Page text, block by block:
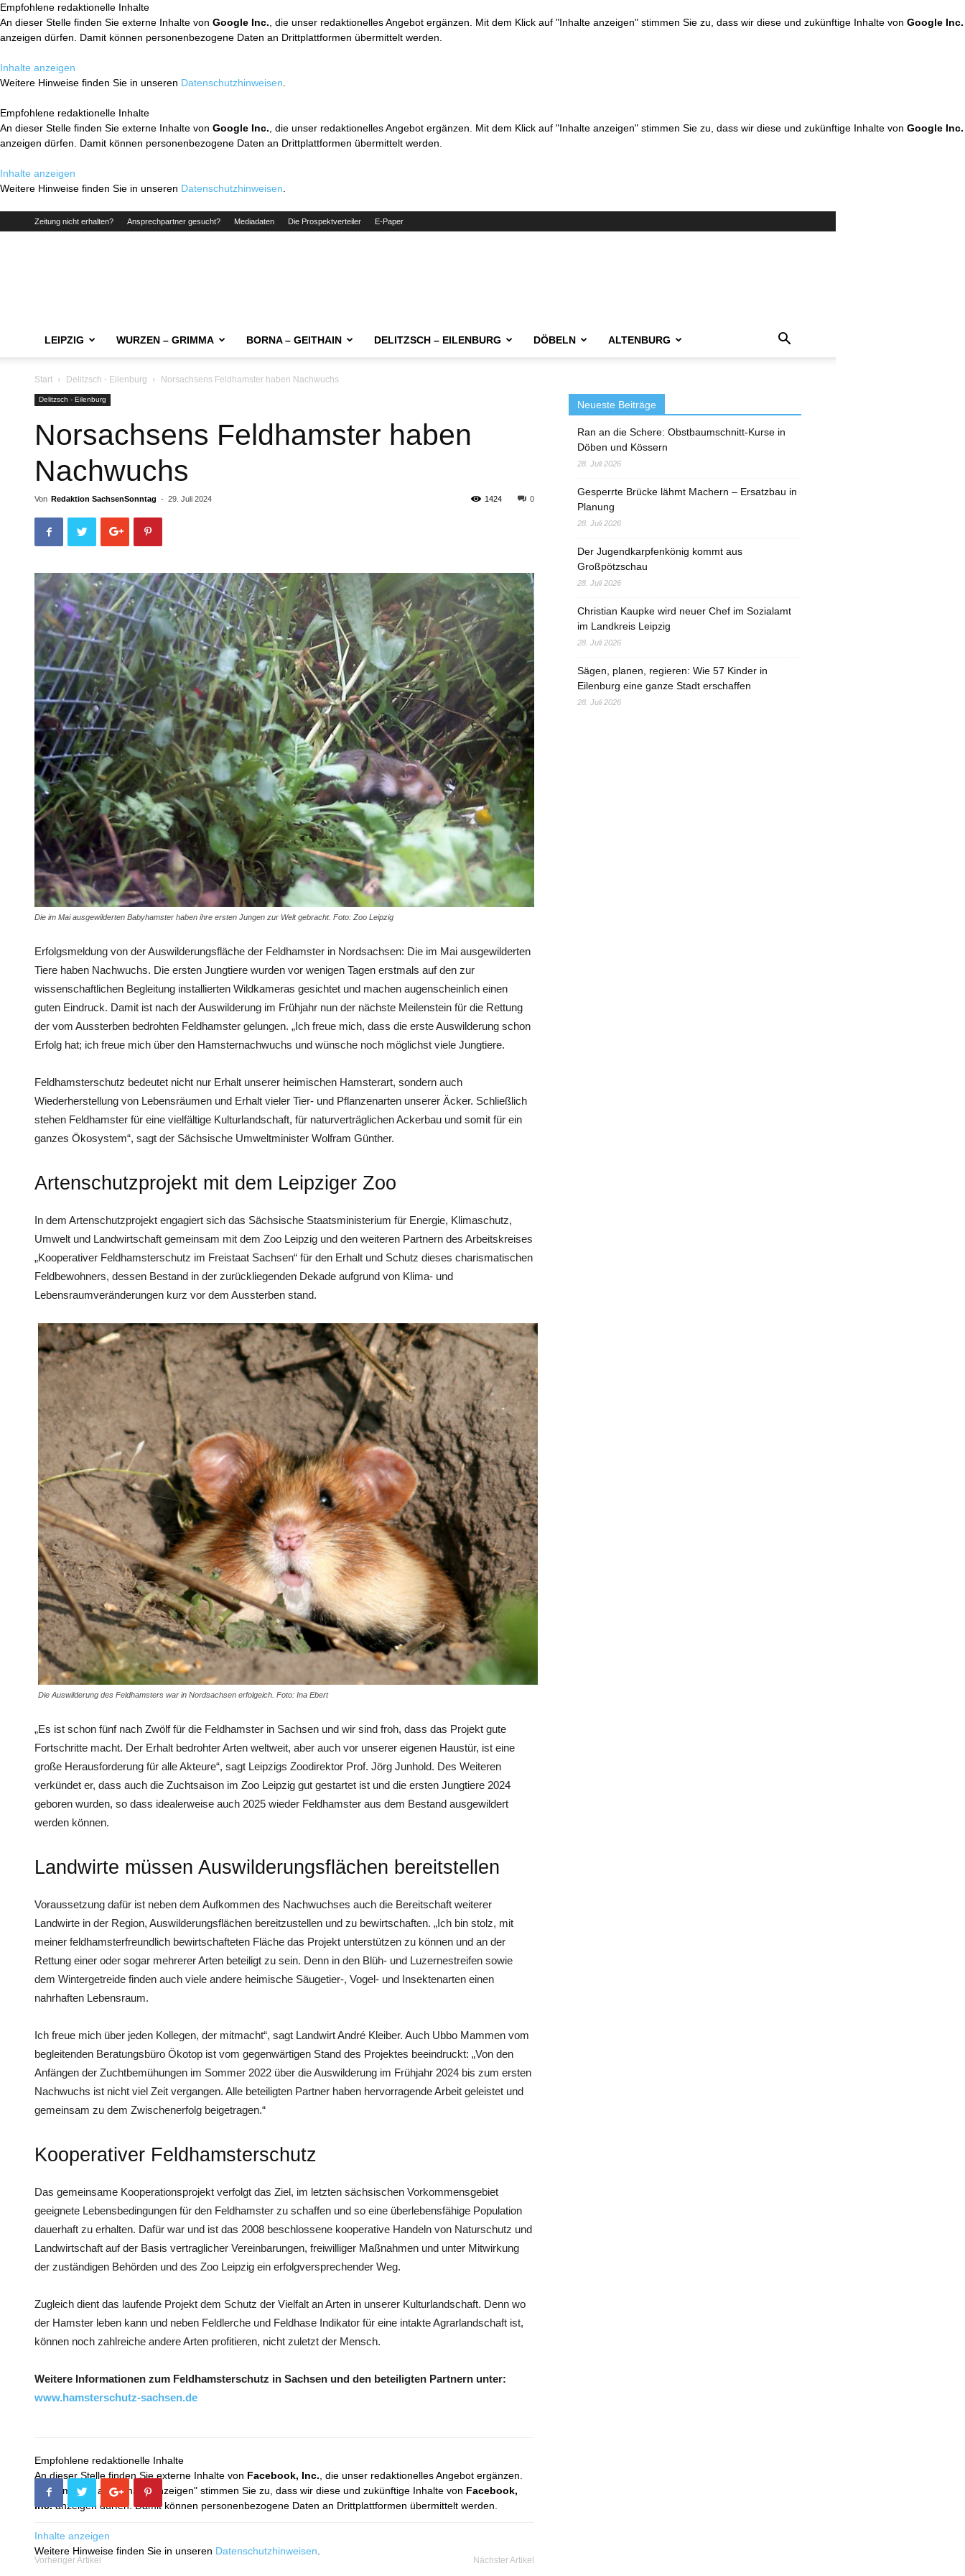
Empfohlene redaktionelle Inhalte
An dieser Stelle finden Sie externe Inhalte von Google Inc. , die unser redaktionelles Angebot ergänzen. Mit dem Klick auf "Inhalte anzeigen" stimmen Sie zu, dass wir diese und zukünftige Inhalte von Google Inc.
anzeigen dürfen. Damit können personenbezogene Daten an Drittplattformen übermittelt werden.
Inhalte anzeigen
Weitere Hinweise finden Sie in unseren Datenschutzhinweisen
Empfohlene redaktionelle Inhalte
An dieser Stelle finden Sie externe Inhalte von Google Inc. , die unser redaktionelles Angebot ergänzen. Mit dem Klick auf "Inhalte anzeigen" stimmen Sie zu, dass wir diese und zukünftige Inhalte von Google Inc.
anzeigen dürfen. Damit können personenbezogene Daten an Drittplattformen übermittelt werden.
Inhalte anzeigen
Weitere Hinweise finden Sie in unseren Datenschutzhinweisen
Zeitung nicht erhalten? Ansprechpartner gesucht? Mediadaten Die Prospektverteiler E-Paper
LEIPZIG WURZEN – GRIMMA BORNA – GEITHAIN DELITZSCH – EILENBURG DÖBELN ALTENBURG
Start Delitzsch - Eilenburg Norsachsens Feldhamster haben Nachwuchs
Delitzsch - Eilenburg
Norsachsens Feldhamster haben
Nachwuchs
Von Redaktion SachsenSonntag - 29. Juli 2024 0
1424
Die im Mai ausgewilderten Babyhamster haben ihre ersten Jungen zur Welt gebracht. Foto: Zoo Leipzig
Erfolgsmeldung von der Auswilderungsfläche der Feldhamster in Nordsachsen: Die im Mai ausgewilderten
Tiere haben Nachwuchs. Die ersten Jungtiere wurden vor wenigen Tagen erstmals auf den zur
wissenschaftlichen Begleitung installierten Wildkameras gesichtet und machen augenscheinlich einen
guten Eindruck. Damit ist nach der Auswilderung im Frühjahr nun der nächste Meilenstein für die Rettung
der vom Aussterben bedrohten Feldhamster gelungen. „Ich freue mich, dass die erste Auswilderung schon
Erfolg hat; ich freue mich über den Hamsternachwuchs und wünsche noch möglichst viele Jungtiere.
Feldhamsterschutz bedeutet nicht nur Erhalt unserer heimischen Hamsterart, sondern auch
Wiederherstellung von Lebensräumen und Erhalt vieler Tier- und Pflanzenarten unserer Äcker. Schließlich
stehen Feldhamster für eine vielfältige Kulturlandschaft, für naturverträglichen Ackerbau und somit für ein
ganzes Ökosystem“, sagt der Sächsische Umweltminister Wolfram Günther.
Artenschutzprojekt mit dem Leipziger Zoo
In dem Artenschutzprojekt engagiert sich das Sächsische Staatsministerium für Energie, Klimaschutz,
Umwelt und Landwirtschaft gemeinsam mit dem Zoo Leipzig und den weiteren Partnern des Arbeitskreises
„Kooperativer Feldhamsterschutz im Freistaat Sachsen“ für den Erhalt und Schutz dieses charismatischen
Feldbewohners, dessen Bestand in der zurückliegenden Dekade aufgrund von Klima- und
Lebensraumveränderungen kurz vor dem Aussterben stand.
Die Auswilderung des Feldhamsters war in Nordsachsen erfolgeich. Foto: Ina Ebert
„Es ist schon fünf nach Zwölf für die Feldhamster in Sachsen und wir sind froh, dass das Projekt gute
Fortschritte macht. Der Erhalt bedrohter Arten weltweit, aber auch vor unserer eigenen Haustür, ist eine
große Herausforderung für alle Akteure“, sagt Leipzigs Zoodirektor Prof. Jörg Junhold. Des Weiteren
verkündet er, dass auch die Zuchtsaison im Zoo Leipzig gut gestartet ist und die ersten Jungtiere 2024
geboren wurden, so dass idealerweise auch 2025 wieder Feldhamster aus dem Bestand ausgewildert
werden können.
Landwirte müssen Auswilderungsflächen bereitstellen
Voraussetzung dafür ist neben dem Aufkommen des Nachwuchses auch die Bereitschaft weiterer
Landwirte in der Region, Auswilderungsflächen bereitzustellen und zu bewirtschaften. „Ich bin stolz, mit
meiner feldhamsterfreundlich bewirtschafteten Fläche das Projekt unterstützen zu können und an der
Rettung einer oder sogar mehrerer Arten beteiligt zu sein. Denn in den Blüh- und Luzernestreifen sowie
dem Wintergetreide finden auch viele andere heimische Säugetier-, Vogel- und Insektenarten einen
nahrhaften Lebensraum.
Ich freue mich über jeden Kollegen, der mitmacht“, sagt Landwirt André Kleiber. Auch Ubbo Mammen vom
begleitenden Beratungsbüro Ökotop ist vom gegenwärtigen Stand des Projektes beeindruckt: „Von den
Anfängen der Zuchtbemühungen im Sommer 2022 über die Auswilderung im Frühjahr 2024 bis zum ersten
Nachwuchs ist nicht viel Zeit vergangen. Alle beteiligten Partner haben hervorragende Arbeit geleistet und
gemeinsam zu dem Zwischenerfolg beigetragen.“
Kooperativer Feldhamsterschutz
Das gemeinsame Kooperationsprojekt verfolgt das Ziel, im letzten sächsischen Vorkommensgebiet
geeignete Lebensbedingungen für den Feldhamster zu schaffen und so eine überlebensfähige Population
dauerhaft zu erhalten. Dafür war und ist das 2008 beschlossene kooperative Handeln von Naturschutz und
Landwirtschaft auf der Basis vertraglicher Vereinbarungen, freiwilliger Maßnahmen und unter Mitwirkung
der zuständigen Behörden und des Zoo Leipzig ein erfolgversprechender Weg.
Zugleich dient das laufende Projekt dem Schutz der Vielfalt an Arten in unserer Kulturlandschaft. Denn wo
der Hamster leben kann und neben Feldlerche und Feldhase Indikator für eine intakte Agrarlandschaft ist,
können noch zahlreiche andere Arten profitieren, nicht zuletzt der Mensch.
Weitere Informationen zum Feldhamsterschutz in Sachsen und den beteiligten Partnern unter:
www.hamsterschutz-sachsen.de
Empfohlene redaktionelle Inhalte
An dieser Stelle finden Sie externe Inhalte von Facebook, Inc. , die unser redaktionelles Angebot ergänzen.
Mit dem Klick auf "Inhalte anzeigen" stimmen Sie zu, dass wir diese und zukünftige Inhalte von Facebook,
Inc.anzeigen dürfen. Damit können personenbezogene Daten an Drittplattformen übermittelt werden.
Inhalte anzeigen
Weitere Hinweise finden Sie in unseren Datenschutzhinweisen
Vorheriger Artikel Nächster Artikel
Neueste Beiträge
Ran an die Schere: Obstbaumschnitt-Kurse in
Döben und Kössern
28. Juli 2026
Gesperrte Brücke lähmt Machern – Ersatzbau in
Planung
28. Juli 2026
Der Jugendkarpfenkönig kommt aus
Großpötzschau
28. Juli 2026
Christian Kaupke wird neuer Chef im Sozialamt
im Landkreis Leipzig
28. Juli 2026
Sägen, planen, regieren: Wie 57 Kinder in
Eilenburg eine ganze Stadt erschaffen
28. Juli 2026